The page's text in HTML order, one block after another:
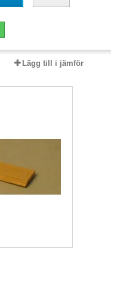
Lägg till i jämför